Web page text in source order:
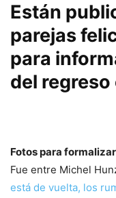
Están
parejas
para
del
Fotos para
Fue entre Michel
está de vuelta, los